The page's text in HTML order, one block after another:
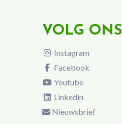
VOLG ONS
Instagram
Facebook
Youtube
Linkedin
Nieuwsbrief